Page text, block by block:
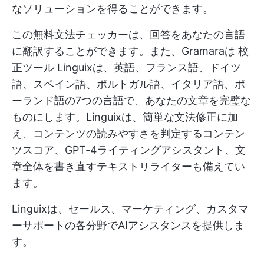
なソリューションを得ることができます。
この無料文法チェッカーは、回答をあなたの言語
に翻訳することができます。また、Gramaraは 校
正ツール Linguixは、英語、フランス語、ドイツ
語、スペイン語、ポルトガル語、イタリア語、ポ
ーランド語の7つの言語で、あなたの文章を完璧な
ものにします。Linguixは、簡単な文法修正に加
え、コンテンツの読みやすさを判定するコンテン
ツスコア、GPT-4ライティングアシスタント、文
章全体を書き直すテキストリライターも備えてい
ます。
Linguixは、セールス、マーケティング、カスタマ
ーサポートの各分野でAIアシスタンスを提供しま
す。